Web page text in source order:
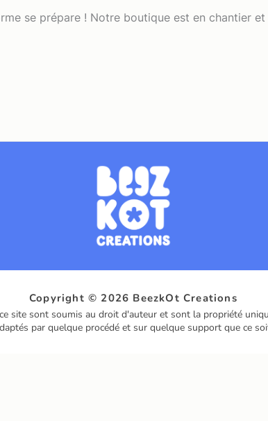
se prépare ! Notre boutique est en chantier
Copyright © 2026 BeezkOt Creations
site sont soumis au droit d'auteur et sont la propriété
par quelque procédé et sur quelque support que ce